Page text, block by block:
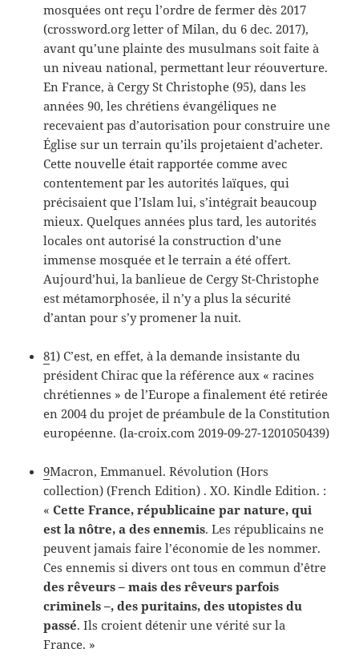
mosquées ont reçu l’ordre de fermer dès 2017
(crossword.org letter of Milan, du 6 dec. 2017),
avant qu’une plainte des musulmans soit faite à
un niveau national, permettant leur réouverture.
En France, à Cergy St Christophe (95), dans les
années 90, les chrétiens évangéliques ne
recevaient pas d’autorisation pour construire une
Église sur un terrain qu’ils projetaient d’acheter.
Cette nouvelle était rapportée comme avec
contentement par les autorités laïques, qui
précisaient que l’Islam lui, s’intégrait beaucoup
mieux. Quelques années plus tard, les autorités
locales ont autorisé la construction d’une
immense mosquée et le terrain a été offert.
Aujourd’hui, la banlieue de Cergy St-Christophe
est métamorphosée, il n’y a plus la sécurité
d’antan pour s’y promener la nuit.
81) C’est, en effet, à la demande insistante du
président Chirac que la référence aux « racines
chrétiennes » de l’Europe a finalement été retirée
en 2004 du projet de préambule de la Constitution
européenne. (la-croix.com 2019-09-27-1201050439)
9Macron, Emmanuel. Révolution (Hors
collection) (French Edition) . XO. Kindle Edition. :
«Cette France, républicaine par nature, qui
est la nôtre, a des ennemis. Les républicains ne
peuvent jamais faire l’économie de les nommer.
Ces ennemis si divers ont tous en commun d’être
des rêveurs – mais des rêveurs parfois
criminels –, des puritains, des utopistes du
passé. Ils croient détenir une vérité sur la
France. »